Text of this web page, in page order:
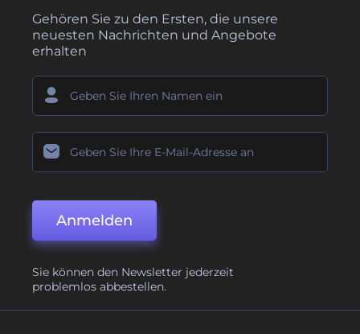
Gehören Sie zu den Ersten, die unsere
neuesten Nachrichten und Angebote
erhalten
Anmelden
Sie können den Newsletter jederzeit
problemlos abbestellen.